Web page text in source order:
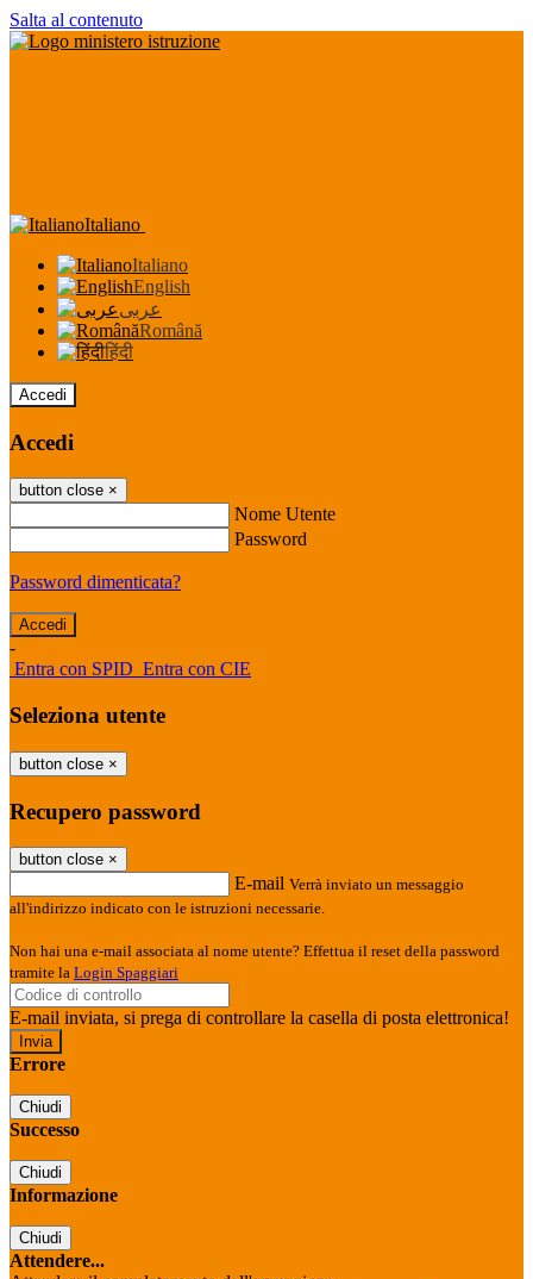
Salta al contenuto
Italiano
Italiano
English
عربى
Română
हिंदी
Accedi
Accedi
button close ×
Nome Utente
Password
Password dimenticata?
-
Entra con SPID Entra con CIE
Seleziona utente
button close ×
Recupero password
button close ×
E-mail Verrà inviato un messaggio
all'indirizzo indicato con le istruzioni necessarie.
Non hai una e-mail associata al nome utente? Effettua il reset della password
tramite la Login Spaggiari
E-mail inviata, si prega di controllare la casella di posta elettronica!
Errore
Chiudi
Successo
Chiudi
Informazione
Chiudi
Attendere...